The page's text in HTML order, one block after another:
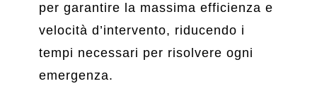
per garantire la massima efficienza e
velocità d’intervento, riducendo i
tempi necessari per risolvere ogni
emergenza.